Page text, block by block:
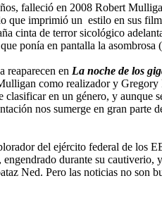
falleció en 2008 Robert
imprimió un estilo en sus
cinta de terror sicológico
ponía en pantalla la
reaparecen en La noche de los
como realizador y
en un género, y aunque
nos sumerge en gran parte
del ejército federal de los
durante su
Ned. Pero las noticias no son